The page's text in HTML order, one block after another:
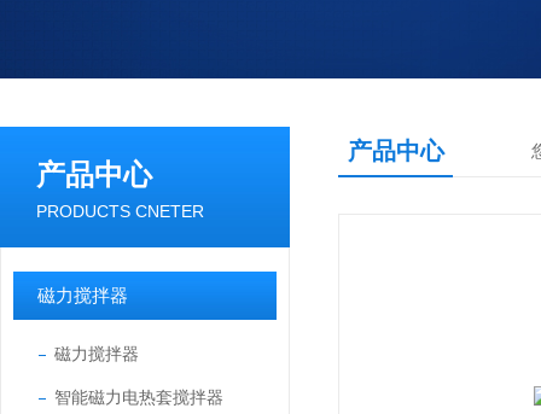
产品中心
PRODUCTS CNETER
磁力搅拌器
磁力搅拌器
智能磁力电热套搅拌器
产品中心